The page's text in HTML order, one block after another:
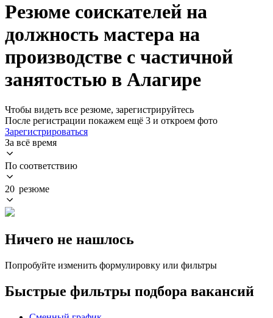
Резюме соискателей на
должность мастера на
производстве с частичной
занятостью в Алагире
Чтобы видеть все резюме, зарегистрируйтесь
После регистрации покажем ещё 3 и откроем фото
Зарегистрироваться
За всё время
По соответствию
20 резюме
Ничего не нашлось
Попробуйте изменить формулировку или фильтры
Быстрые фильтры подбора вакансий